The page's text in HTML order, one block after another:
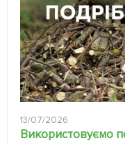
13/07/2026
Використовуємо